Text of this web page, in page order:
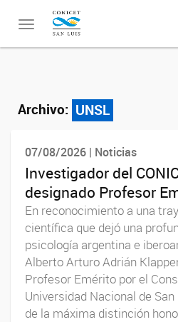
Toggle
Archivo: UNSL
07/08/2026 | Noticias
Investigador del
designado Profesor
En reconocimiento a una
científica que dejó una
psicología argentina e
Alberto Arturo Adrián
Profesor Emérito por el
Universidad Nacional de
de la máxima distinción